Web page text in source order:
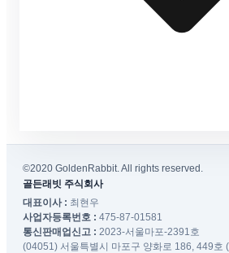
©2020 GoldenRabbit. All rights reserved.
골든래빗 주식회사
대표이사 : 최현우
사업자등록번호 : 475-87-01581
통신판매업신고 : 2023-서울마포-2391호
(04051) 서울특별시 마포구 양화로 186, 449호